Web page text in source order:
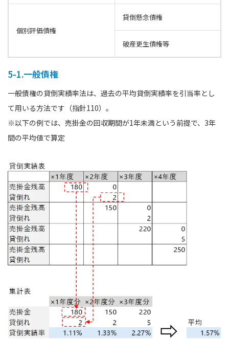
個別評価債権
貸倒懸念債権
破産更生債権等
5-1.一般債権
一般債権の貸倒実績率法は、過去の平均貸倒実績率を引当率とし
て用いる方法です（指針110）。
※以下の例では、売掛金の回収期間が1年未満という前提で、3年
間の平均値で算定